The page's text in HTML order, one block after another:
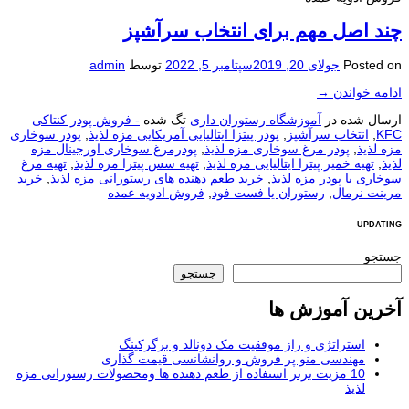
چند اصل مهم برای انتخاب سرآشپز
Posted on جولای 20, 2019 سپتامبر 5, 2022 توسط admin
ادامه خواندن →
ارسال شده در آموزشگاه رستوران داری تگ شده - فروش پودر کنتاکی
KFC
, انتخاب سرآشپز , پودر پیتزا ایتالیایی آمریکایی مزه لذیذ, پودر سوخاری
مزه لذیذ, پودر مرغ سوخاری مزه لذیذ, پودرمرغ سوخاری اورجینال مزه
لذیذ, تهیه خمیر پیتزا ایتالیایی مزه لذیذ, تهیه سس پیتزا مزه لذیذ, تهیه مرغ
سوخاری با پودر مزه لذیذ, خرید طعم دهنده های رستورانی مزه لذیذ, خرید
مرینت نرمال, رستوران یا فست فود, فروش ادویه عمده
UPDATING
جستجو
جستجو
آخرین آموزش ها
استراتژی و راز موفقیت مک دونالد و برگرکینگ
مهندسی منو پر فروش و روانشانسی قیمت گذاری
10 مزیت برتر استفاده از طعم دهنده ها ومحصولات رستورانی مزه
لذیذ